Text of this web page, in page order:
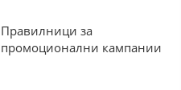
Правилници за
промоционални кампании